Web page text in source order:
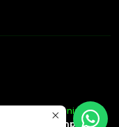
en Tenis.
por Jumpseller